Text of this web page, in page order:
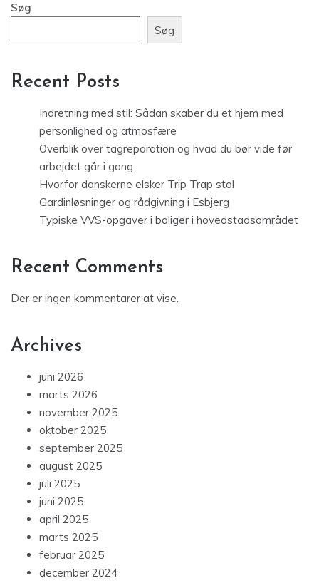
Søg
Søg
Recent Posts
Indretning med stil: Sådan skaber du et hjem med
personlighed og atmosfære
Overblik over tagreparation og hvad du bør vide før
arbejdet går i gang
Hvorfor danskerne elsker Trip Trap stol
Gardinløsninger og rådgivning i Esbjerg
Typiske VVS-opgaver i boliger i hovedstadsområdet
Recent Comments
Der er ingen kommentarer at vise.
Archives
juni 2026
marts 2026
november 2025
oktober 2025
september 2025
august 2025
juli 2025
juni 2025
april 2025
marts 2025
februar 2025
december 2024